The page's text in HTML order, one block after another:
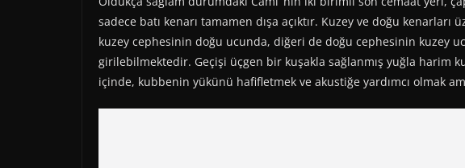
sadece batı kenarı tamamen dışa açıktır. Kuzey ve doğu
kuzey cephesinin doğu ucunda, diğeri de doğu cephesinin kuzey
girilebilmektedir. Geçişi üçgen bir kuşakla sağlanmış yuğla harim
içinde, kubbenin yükünü hafifletmek ve akustiğe yardımcı olmak